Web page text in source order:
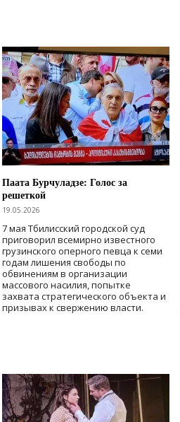
Паата Бурчуладзе: Голос за
решеткой
19.05.2026
7 мая Тбилисский городской суд
приговорил всемирно известного
грузинского оперного певца к семи
годам лишения свободы по
обвинениям в организации
массового насилия, попытке
захвата стратегического объекта и
призывах к свержению власти.